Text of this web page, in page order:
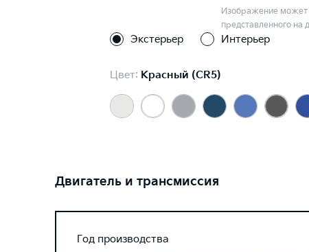
Изображение может
представленного на
Экстерьер Интерьер
Цвет: Красный (CR5)
Двигатель и трансмиссия
Год производства